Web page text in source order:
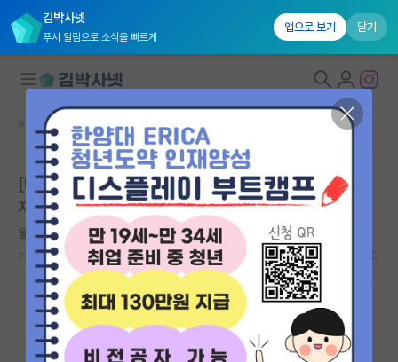
김박사넷
푸시 알림으로 소식을 빠르게
앱으로 보기 닫기
대학원생 모집
국내대학원 정보
연구실&오픈랩
커뮤니티
커뮤니티 홈
전체글보기
커뮤니티 홈 자유 게시판(아무개랩)
[대사질환조직 항상성 연구센터] 2023 제 5회 국제심포
지엄 개최 (~ 사전접수중)
울적한 박경리
2023.06.12 0 1102